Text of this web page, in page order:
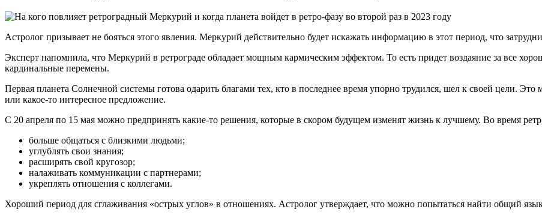
Астролог призывает не бояться этого явления. Меркурий действительно будет искажать информацию в этот период, что
Эксперт напомнила, что Меркурий в ретрограде обладает мощным кармическим эффектом. То есть придет воздаяние за все
кардинальные перемены.
Первая планета Солнечной системы готова одарить благами тех, кто в последнее время упорно трудился, шел к своей цели.
или какое-то интересное предложение.
С 20 апреля по 15 мая можно предпринять какие-то решения, которые в скором будущем изменят жизнь к лучшему. Во время
больше общаться с близкими людьми;
углублять свои знания;
расширять свой кругозор;
налаживать коммуникации с партнерами;
укреплять отношения с коллегами.
Хороший период для сглаживания «острых углов» в отношениях. Астролог утверждает, что можно попытаться найти общий